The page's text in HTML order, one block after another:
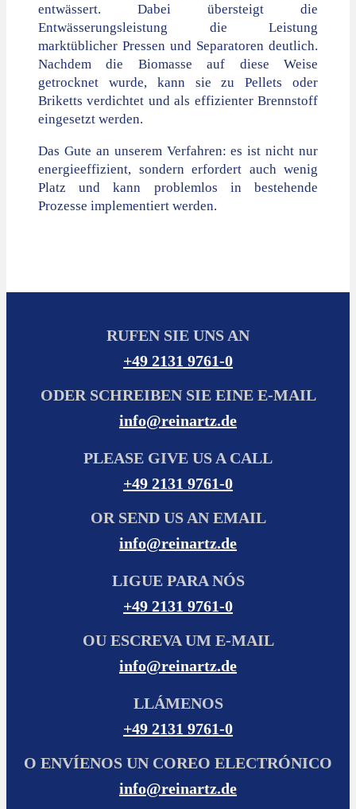
entwässert. Dabei übersteigt die
Entwässerungsleistung die Leistung
marktüblicher Pressen und Separatoren deutlich.
Nachdem die Biomasse auf diese Weise
getrocknet wurde, kann sie zu Pellets oder
Briketts verdichtet und als effizienter Brennstoff
eingesetzt werden.
Das Gute an unserem Verfahren: es ist nicht nur
energieeffizient, sondern erfordert auch wenig
Platz und kann problemlos in bestehende
Prozesse implementiert werden.
RUFEN SIE UNS AN
+49 2131 9761-0
ODER SCHREIBEN SIE EINE E-MAIL
info@reinartz.de
PLEASE GIVE US A CALL
+49 2131 9761-0
OR SEND US AN EMAIL
info@reinartz.de
LIGUE PARA NÓS
+49 2131 9761-0
OU ESCREVA UM E-MAIL
info@reinartz.de
LLÁMENOS
+49 2131 9761-0
O ENVÍENOS UN COREO ELECTRÓNICO
info@reinartz.de